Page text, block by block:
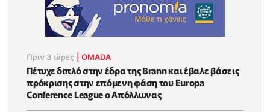
Πριν 3 ώρες |OMADA
Πέτυχε διπλό στην έδρα της Brann και έβαλε βάσεις
πρόκρισης στην επόμενη φάση του Europa
Conference League ο Απόλλωνας